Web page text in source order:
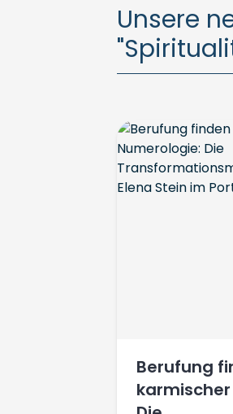
Unsere
Berufung